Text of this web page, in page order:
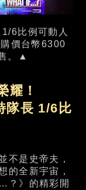
6比例可動人
價台幣6300
。▲
耀！
隊長 1/6比
是史帝夫，
的全新宇宙，
？》的精彩開